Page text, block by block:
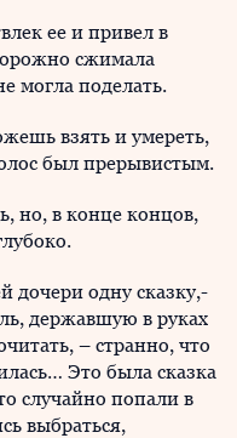
ее и привел в
сжимала
могла поделать.
взять и умереть,
был прерывистым.
но, в конце концов,
дочери одну сказку,-
державшую в руках
– странно, что
Это была сказка
случайно попали в
выбраться,